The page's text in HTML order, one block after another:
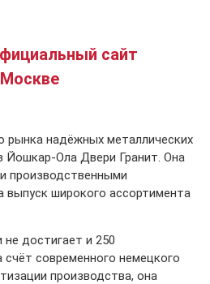
сайт
рынка надёжных металлических
Йошкар-Ола Двери Гранит. Она
производственными
широкого ассортимента
достигает и 250
современного немецкого
производства, она